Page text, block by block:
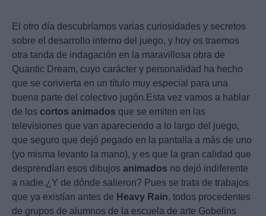
El otro día descubríamos varias curiosidades y secretos
sobre el desarrollo interno del juego, y hoy os traemos
otra tanda de indagación en la maravillosa obra de
Quantic Dream, cuyo carácter y personalidad ha hecho
que se convierta en un título muy especial para una
buena parte del colectivo jugón.Esta vez vamos a hablar
de los cortos animados que se emiten en las
televisiones que van apareciendo a lo largo del juego,
que seguro que dejó pegado en la pantalla a más de uno
(yo misma levanto la mano), y es que la gran calidad que
desprendían esos dibujos animados no dejó indiferente
a nadie.¿Y de dónde salieron? Pues se trata de trabajos
que ya existían antes de Heavy Rain, todos procedentes
de grupos de alumnos de la escuela de arte Gobelins